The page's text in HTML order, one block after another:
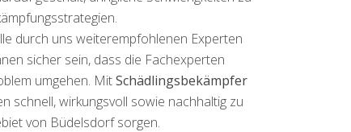
durch uns weiterempfohlenen Experten
sicher sein, dass die Fachexperten
umgehen. MitSchädlingsbekämpfer
schnell, wirkungsvoll sowie nachhaltig zu
von Büdelsdorf sorgen.